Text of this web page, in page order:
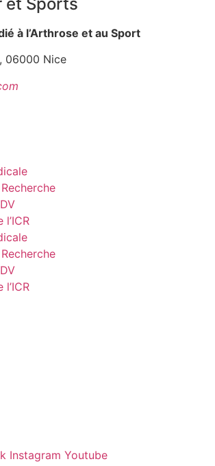
à l’Arthrose et au Sport
06000 Nice
Instagram Youtube